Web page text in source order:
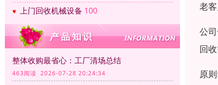
上门回收机械设备 100
整体收购最省心：工厂清场总结
463阅读 2026-07-28 20:24:34
老
公
回
原